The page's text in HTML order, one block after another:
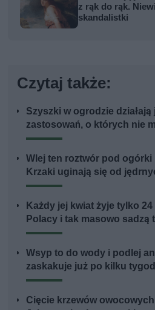
z rąk do rąk.
skandalistki
Czytaj także:
Szyszki w ogrodzie działają
zastosowań, o których nie
Wlej ten roztwór pod ogórki
Krzaki uginają się od
Każdy jej kwiat żyje tylko
Polacy i tak masowo sadzą
Wsyp to do wody i podlej
zaskakuje już po kilku
Cięcie krzewów